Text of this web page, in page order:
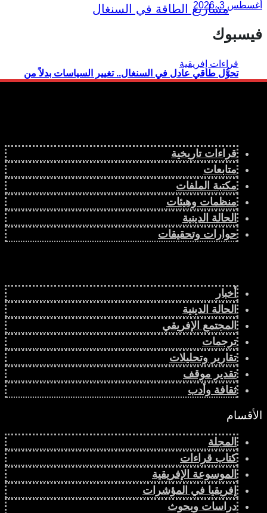
تحوُّل طاقي عادل في السنغال.. تغيير السياسات بدلاً من
انعدام الحوكمة في أنشطة استغلال الذهب بوسط إفريقيا
وكالات التصنيف الثلاث: أرقام أم تحيّز في تقييم دول إفريقيا؟
لماذا تمثل السيادة الغذائية أولوية مصيرية لإفريقيا؟
أغسطس 3, 2026
فيسبوك
قراءات تاريخية
متابعات
مكتبة الملفات
منظمات وهيئات
الحالة الدينية
حوارات وتحقيقات
أخبار
الحالة الدينية
المجتمع الإفريقي
ترجمات
تقارير وتحليلات
تقدير موقف
ثقافة وأدب
الأقسام
المجلة
كتاب قراءات
الموسوعة الإفريقية
إفريقيا في المؤشرات
دراسات وبحوث